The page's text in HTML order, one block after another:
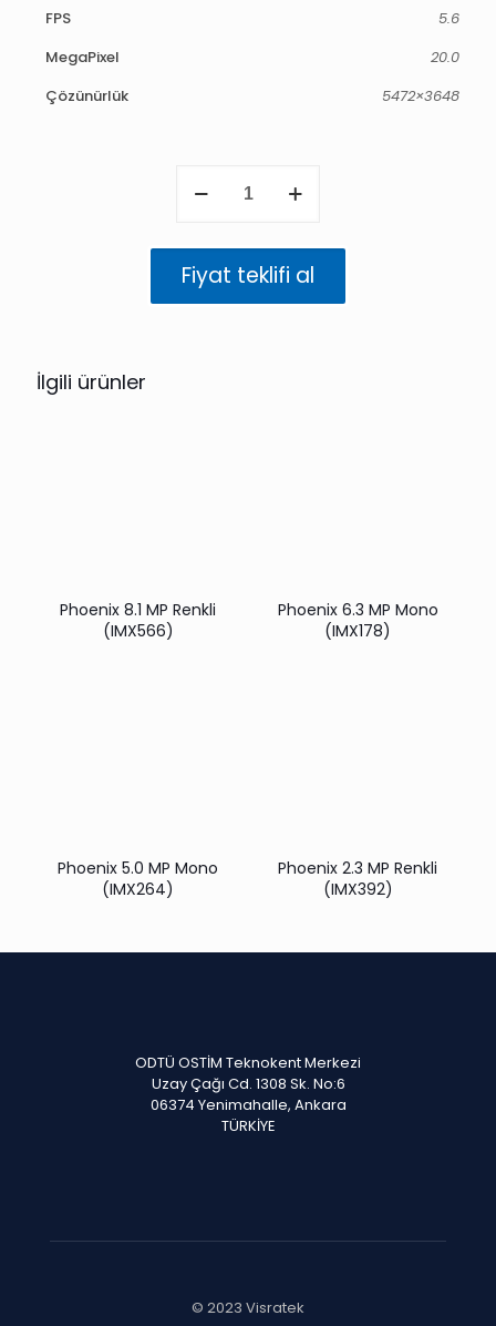
FPS
5.6
MegaPixel
20.0
Çözünürlük
5472×3648
20.0
adet
Fiyat teklifi al
İlgili ürünler
Phoenix 8.1 MP Renkli
(IMX566)
Phoenix 6.3 MP Mono
(IMX178)
Phoenix 5.0 MP Mono
(IMX264)
Phoenix 2.3 MP Renkli
(IMX392)
ODTÜ OSTİM Teknokent Merkezi
Uzay Çağı Cd. 1308 Sk. No:6
06374 Yenimahalle, Ankara
TÜRKİYE
© 2023 Visratek